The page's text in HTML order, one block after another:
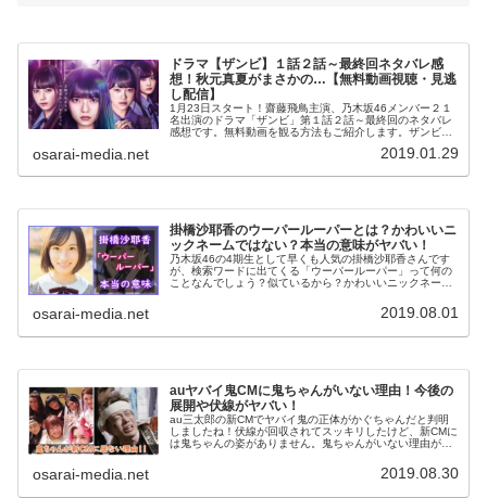
ドラマ【ザンビ】１話２話～最終回ネタバレ感
想！秋元真夏がまさかの…【無料動画視聴・見逃
し配信】
1月23日スタート！齋藤飛鳥主演、乃木坂46メンバー２１
名出演のドラマ「ザンビ」第１話２話～最終回のネタバレ
感想です。無料動画を観る方法もご紹介します。ザンビ化
osarai-media.net 2019.01.29
掛橋沙耶香のウーパールーパーとは？かわいいニ
ックネームではない？本当の意味がヤバい！
乃木坂46の4期生として早くも人気の掛橋沙耶香さんです
が、検索ワードに出てくる「ウーパールーパー」って何の
ことなんでしょう？似ているから？かわいいニックネー
osarai-media.net 2019.08.01
auヤバイ鬼CMに鬼ちゃんがいない理由！今後の
展開や伏線がヤバい！
au三太郎の新CMでヤバイ鬼の正体がかぐちゃんだと判明
しましたね！伏線が回収されてスッキリしたけど、新CMに
は鬼ちゃんの姿がありません。鬼ちゃんがいない理由が意
osarai-media.net 2019.08.30